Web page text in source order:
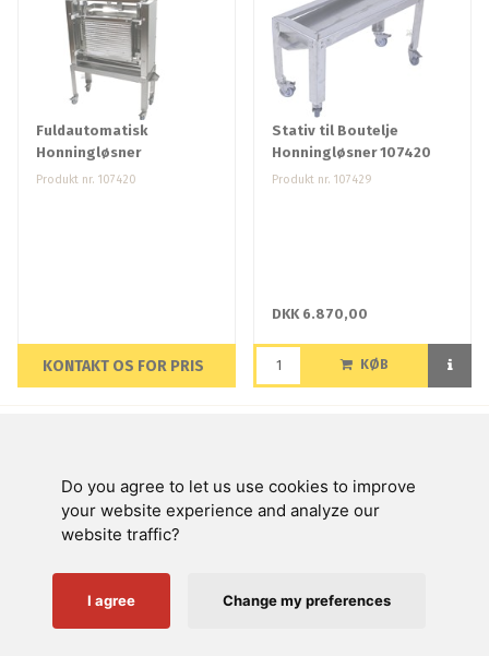
Do you agree to let us use cookies to improve
your website experience and analyze our
website traffic?
I agree Change my preferences
Fuldautomatisk
Honningløsner
Produkt nr. 107420
KONTAKT OS FOR PRIS
Stativ til Boutelje
Honningløsner 107420
Produkt nr. 107429
DKK 6.870,00
KØB
Swienty A/S
Kundeservice
Nyttige links